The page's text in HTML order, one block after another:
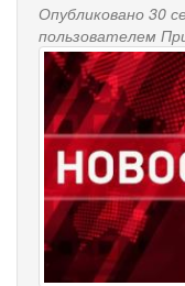
в
Правила
и
округа
"поселок
Палана"
Опубликовано 30
пользователем
news-